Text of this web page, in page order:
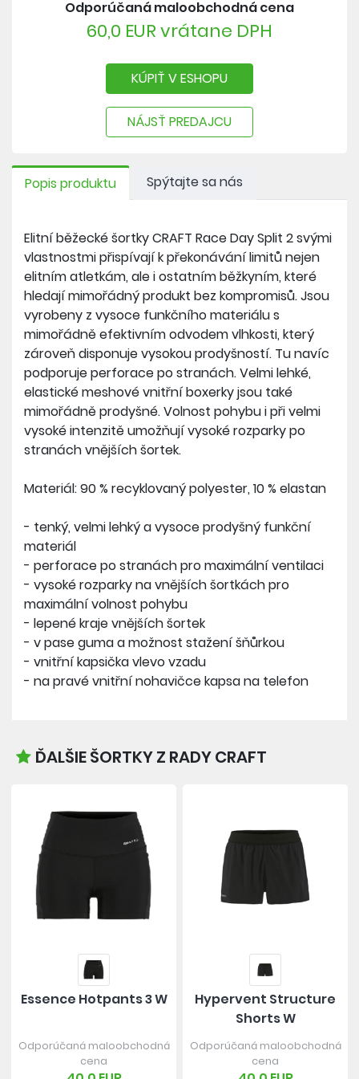
Odporúčaná maloobchodná cena
60,0 EUR vrátane DPH
KÚPIŤ V ESHOPU
NÁJSŤ PREDAJCU
Popis produktu Spýtajte sa nás
Elitní běžecké šortky CRAFT Race Day Split 2 svými
vlastnostmi přispívají k překonávání limitů nejen
elitním atletkám, ale i ostatním běžkyním, které
hledají mimořádný produkt bez kompromisů. Jsou
vyrobeny z vysoce funkčního materiálu s
mimořádně efektivním odvodem vlhkosti, který
zároveň disponuje vysokou prodyšností. Tu navíc
podporuje perforace po stranách. Velmi lehké,
elastické meshové vnitřní boxerky jsou také
mimořádně prodyšné. Volnost pohybu i při velmi
vysoké intenzitě umožňují vysoké rozparky po
stranách vnějších šortek.
Materiál: 90 % recyklovaný polyester, 10 % elastan
- tenký, velmi lehký a vysoce prodyšný funkční
materiál
- perforace po stranách pro maximální ventilaci
- vysoké rozparky na vnějších šortkách pro
maximální volnost pohybu
- lepené kraje vnějších šortek
- v pase guma a možnost stažení šňůrkou
- vnitřní kapsička vlevo vzadu
- na pravé vnitřní nohavičce kapsa na telefon
ĎALŠIE ŠORTKY Z RADY CRAFT
Essence Hotpants 3 W
Odporúčaná maloobchodná
cena
Hypervent Structure
Shorts W
Odporúčaná maloobchodná
cena